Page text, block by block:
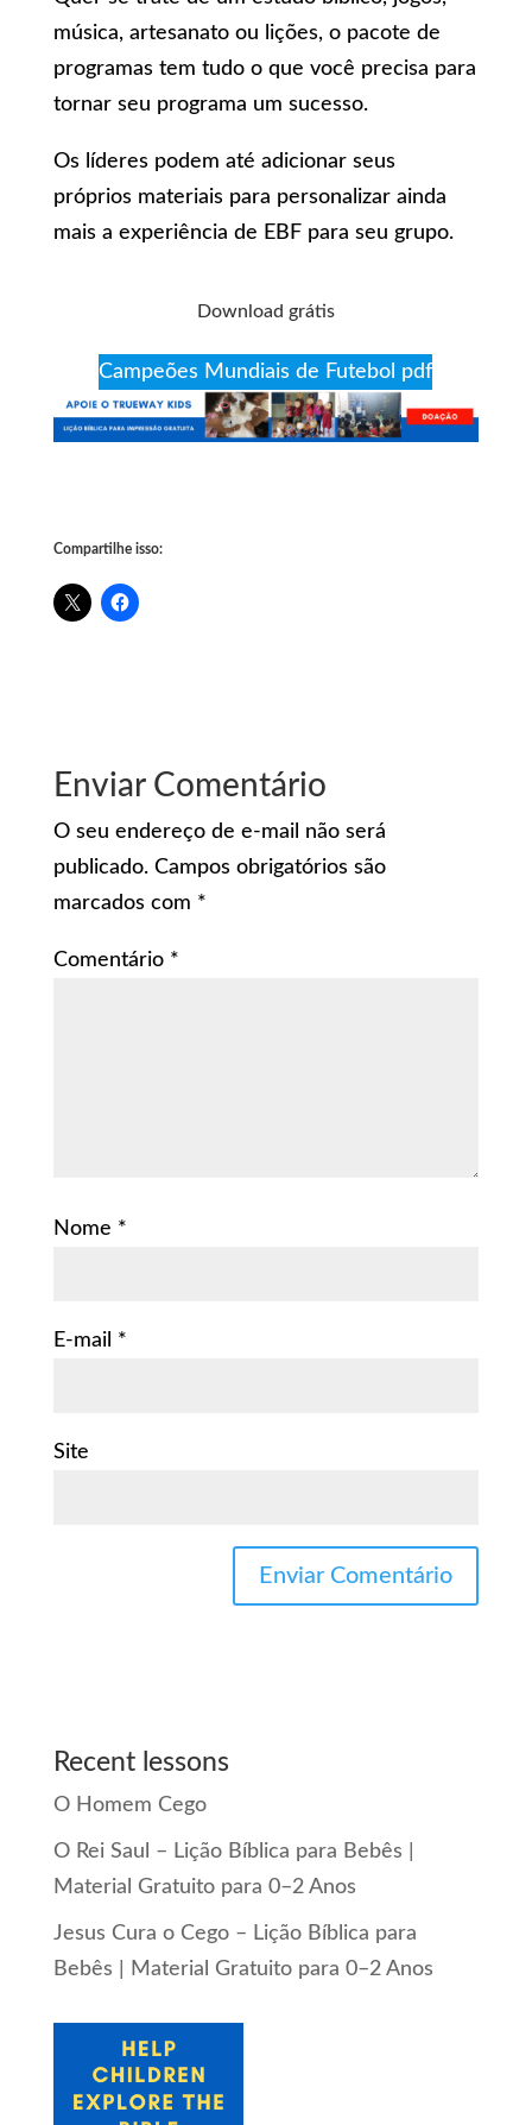
música, artesanato ou lições, o pacote de
programas tem tudo o que você precisa para
tornar seu programa um sucesso.
Os líderes podem até adicionar seus
próprios materiais para personalizar ainda
mais a experiência de EBF para seu grupo.
Download grátis
Campeões Mundiais de Futebol pdf
Compartilhe isso:
Enviar Comentário
O seu endereço de e-mail não será
publicado. Campos obrigatórios são
marcados com *
Comentário *
Nome *
E-mail *
Site
Recent lessons
O Homem Cego
O Rei Saul – Lição Bíblica para Bebês |
Material Gratuito para 0–2 Anos
Jesus Cura o Cego – Lição Bíblica para
Bebês | Material Gratuito para 0–2 Anos